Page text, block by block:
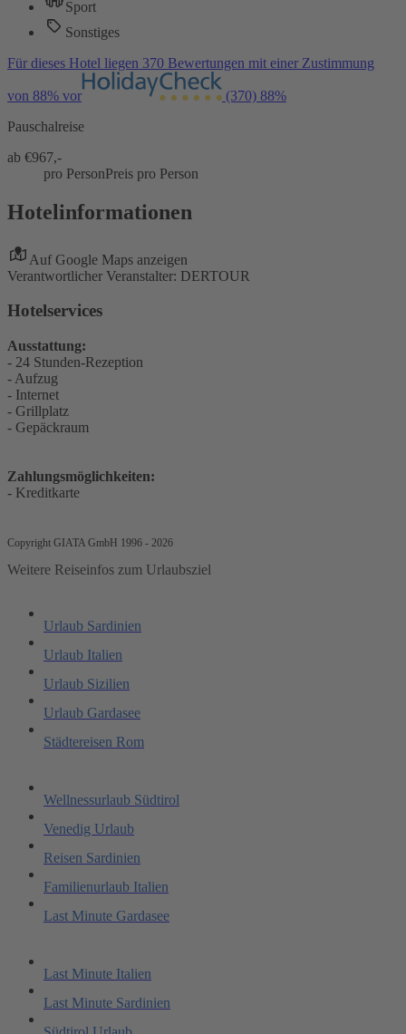
Sport
Sonstiges
Für dieses Hotel liegen 370 Bewertungen mit einer Zustimmung
von 88% vor (370) 88%
Pauschalreise
ab €967,-
pro PersonPreis pro Person
Hotelinformationen
Auf Google Maps anzeigen
Verantwortlicher Veranstalter: DERTOUR
Hotelservices
Ausstattung:
- 24 Stunden-Rezeption
- Aufzug
- Internet
- Grillplatz
- Gepäckraum
Zahlungsmöglichkeiten:
- Kreditkarte
Copyright GIATA GmbH 1996 - 2026
Weitere Reiseinfos zum Urlaubsziel
Urlaub Sardinien
Urlaub Italien
Urlaub Sizilien
Urlaub Gardasee
Städtereisen Rom
Wellnessurlaub Südtirol
Venedig Urlaub
Reisen Sardinien
Familienurlaub Italien
Last Minute Gardasee
Last Minute Italien
Last Minute Sardinien